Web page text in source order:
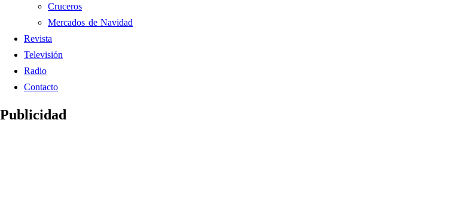
Cruceros
Mercados de Navidad
Revista
Televisión
Radio
Contacto
Publicidad